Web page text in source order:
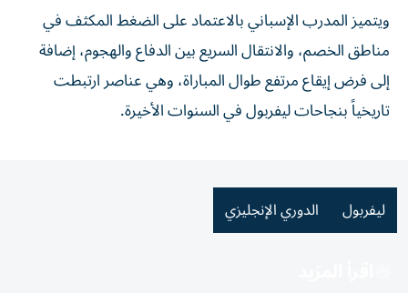
ويتميز المدرب الإسباني بالاعتماد على الضغط المكثف في
مناطق الخصم، والانتقال السريع بين الدفاع والهجوم، إضافة
إلى فرض إيقاع مرتفع طوال المباراة، وهي عناصر ارتبطت
تاريخياً بنجاحات ليفربول في السنوات الأخيرة.
ليفربول الدوري الإنجليزي